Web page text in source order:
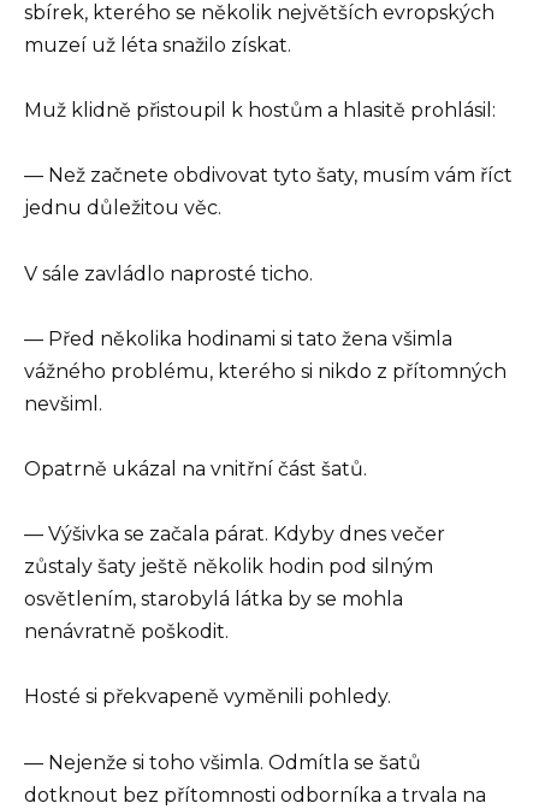
sbírek, kterého se několik největších evropských
muzeí už léta snažilo získat.
Muž klidně přistoupil k hostům a hlasitě prohlásil:
— Než začnete obdivovat tyto šaty, musím vám říct
jednu důležitou věc.
V sále zavládlo naprosté ticho.
— Před několika hodinami si tato žena všimla
vážného problému, kterého si nikdo z přítomných
nevšiml.
Opatrně ukázal na vnitřní část šatů.
— Výšivka se začala párat. Kdyby dnes večer
zůstaly šaty ještě několik hodin pod silným
osvětlením, starobylá látka by se mohla
nenávratně poškodit.
Hosté si překvapeně vyměnili pohledy.
— Nejenže si toho všimla. Odmítla se šatů
dotknout bez přítomnosti odborníka a trvala na